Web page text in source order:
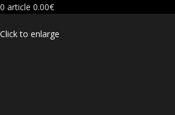
0 article 0.00€
Click to enlarge